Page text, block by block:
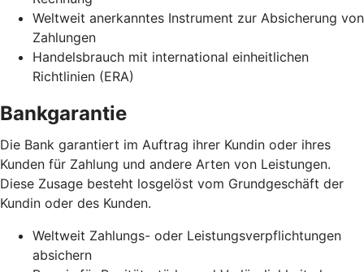
Weltweit anerkanntes Instrument zur Absicherung von
Zahlungen
Handelsbrauch mit international einheitlichen
Richtlinien (ERA)
Bankgarantie
Die Bank garantiert im Auftrag ihrer Kundin oder ihres
Kunden für Zahlung und andere Arten von Leistungen.
Diese Zusage besteht losgelöst vom Grundgeschäft der
Kundin oder des Kunden.
Weltweit Zahlungs- oder Leistungsverpflichtungen
absichern